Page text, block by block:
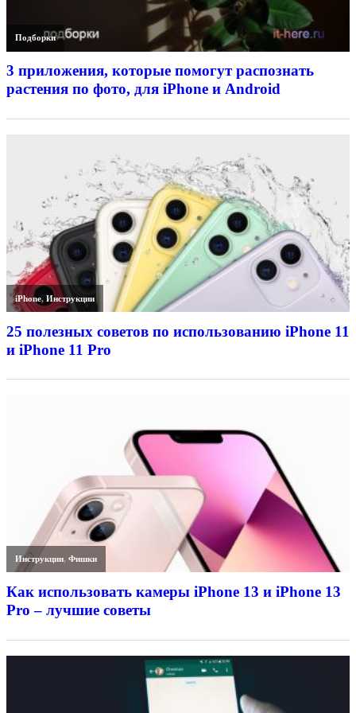
Подборки
3 приложения, которые помогут распознать
растения по фото, для iPhone и Android
iPhone,Инструкции
25 полезных советов по использованию iPhone 11
и iPhone 11 Pro
Инструкции,Фишки
Как использовать камеры iPhone 13 и iPhone 13
Pro – лучшие советы